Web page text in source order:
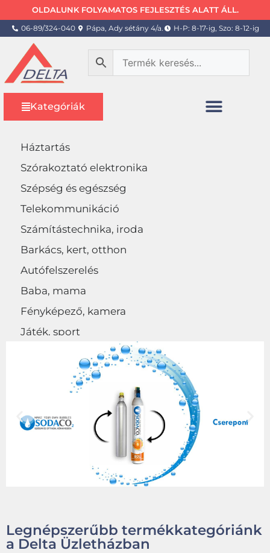
OLDALUNK FOLYAMATOS FEJLESZTÉS ALATT ÁLL.
06-89/324-040 Pápa, Ady sétány 4/a. H-P: 8-17-ig, Szo: 8-12-ig
Kategóriák
Háztartás
Szórakoztató elektronika
Szépség és egészség
Telekommunikáció
Számítástechnika, iroda
Barkács, kert, otthon
Autófelszerelés
Baba, mama
Fényképező, kamera
Játék, sport
Legnépszerűbb termékkategóriánk
a Delta Üzletházban